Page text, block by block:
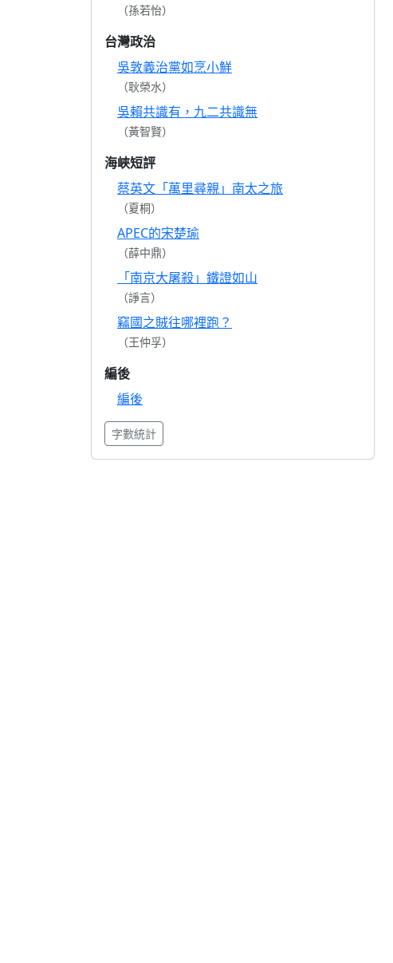
（孫若怡）
台灣政治
吳敦義治黨如烹小鮮
（耿榮水）
吳賴共識有，九二共識無
（黃智賢）
海峽短評
蔡英文「萬里尋親」南太之旅
（夏桐）
APEC的宋楚瑜
（薛中鼎）
「南京大屠殺」鐵證如山
（諍言）
竊國之賊往哪裡跑？
（王仲孚）
編後
編後
字數統計